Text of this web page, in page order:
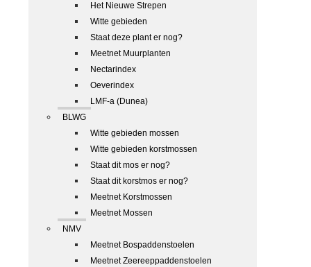
Het Nieuwe Strepen
Witte gebieden
Staat deze plant er nog?
Meetnet Muurplanten
Nectarindex
Oeverindex
LMF-a (Dunea)
BLWG
Witte gebieden mossen
Witte gebieden korstmossen
Staat dit mos er nog?
Staat dit korstmos er nog?
Meetnet Korstmossen
Meetnet Mossen
NMV
Meetnet Bospaddenstoelen
Meetnet Zeereeppaddenstoelen